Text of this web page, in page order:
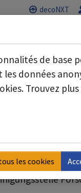
decoNXT
ist es
und
de base
données
Trouvez
les cookies